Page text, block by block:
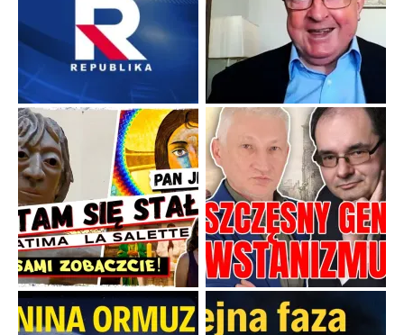
Boskie przestrogi na trudne czasy. Maryjna alternatywa dla
cyfrowego świata
Święte orędzia w cieniu smartfonów....
Popularne